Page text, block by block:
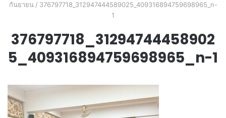
กันยายน / 376797718_312947444589025_409316894759698965_n-
1
376797718_31294744458902
5_409316894759698965_n-1